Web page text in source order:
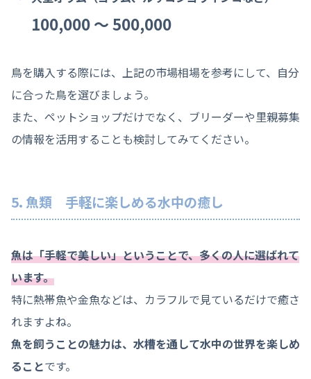
100,000 〜 500,000
鳥を購入する際には、上記の市場相場を参考にして、自分
に合った鳥を選びましょう。
また、ペットショップだけでなく、ブリーダーや里親募集
の情報を活用することも検討してみてください。
5. 魚類 手軽に楽しめる水中の癒し
魚は「手軽で美しい」ということで、多くの人に選ばれて
います。
特に熱帯魚や金魚などは、カラフルで見ているだけで癒さ
れますよね。
魚を飼うことの魅力は、水槽を通して水中の世界を楽しめ
ることです。